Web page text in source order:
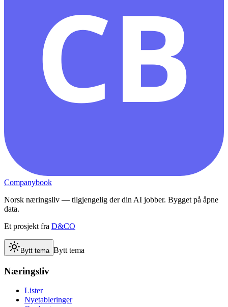
CB
Companybook
Norsk næringsliv — tilgjengelig der din AI jobber. Bygget på åpne
data.
Et prosjekt fra D&CO
Bytt tema Bytt tema
Næringsliv
Lister
Nyetableringer